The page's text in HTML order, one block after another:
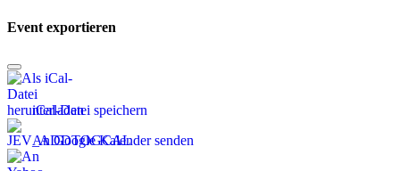
Event exportieren
iCal-Datei speichern
An Google Kalender senden